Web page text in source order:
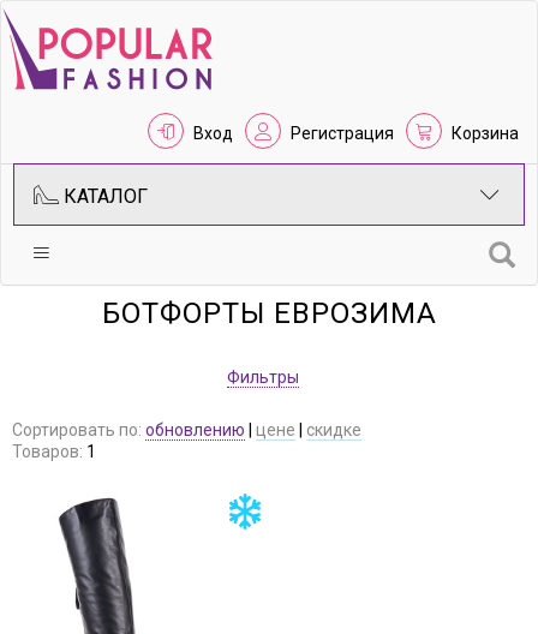
Вход Регистрация Корзина
КАТАЛОГ
БОТФОРТЫ ЕВРОЗИМА
Фильтры
Сортировать по: обновлению цене
скидке
Товаров: 1